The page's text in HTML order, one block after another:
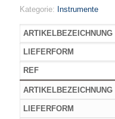
Kategorie: Instrumente